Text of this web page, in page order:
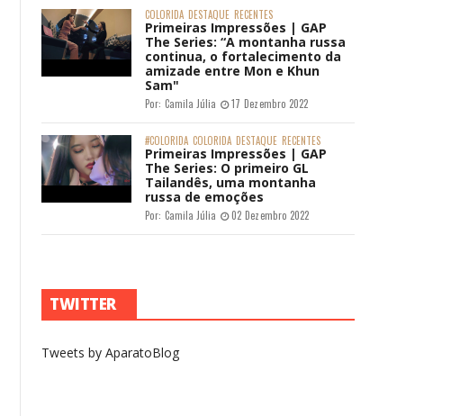
COLORIDA DESTAQUE RECENTES
Primeiras Impressões | GAP
The Series: “A montanha russa
continua, o fortalecimento da
amizade entre Mon e Khun
Sam"
Por: Camila Júlia 17 Dezembro 2022
#COLORIDA COLORIDA DESTAQUE RECENTES
Primeiras Impressões | GAP
The Series: O primeiro GL
Tailandês, uma montanha
russa de emoções
Por: Camila Júlia 02 Dezembro 2022
TWITTER
Tweets by AparatoBlog